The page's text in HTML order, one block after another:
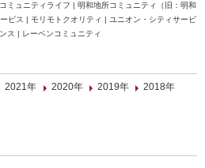
ミュニティライフ | 明和地所コミュニティ（旧：明和
ビス | モリモトクオリティ | ユニオン・シティサービ
ス | レーベンコミュニティ
2021年 2020年 2019年
2018年